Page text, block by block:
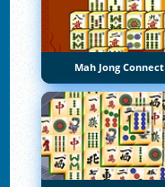
Mah Jong Connect